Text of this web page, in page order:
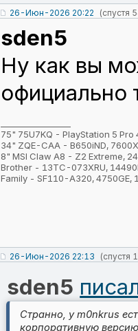
26-Июн-2026 20:22 (спустя
sden5
Ну как вы
официально
75" 75U7KQ - PlayStation 5
34" ZQE-CAA - B650iND,
8" MSI Claw A8 - Z2 Extreme,
Brother - 13TC-073XRU,
Family - SF110-A320, 4750GE,
26-Июн-2026 22:13 (спустя
sden5
Странно, у m0nkrus
корпоративную